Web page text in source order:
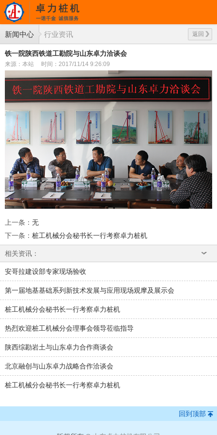
新闻中心 返回
行业资讯
铁一院陕西铁道工勘院与山东卓力洽谈会
来源：本站 时间：2017/11/14 9:26:09
上一条 ： 无
下一条 ： 桩工机械分会秘书长一行考察卓力桩机
相关资讯：
安哥拉建设部专家现场验收
第一届地基基础系列新技术发展与应用现场观摩及展示会
桩工机械分会秘书长一行考察卓力桩机
热烈欢迎桩工机械分会理事会领导莅临指导
陕西综勘岩土与山东卓力合作商谈会
北京融创与山东卓力战略合作洽谈会
桩工机械分会秘书长一行考察卓力桩机
回到顶部